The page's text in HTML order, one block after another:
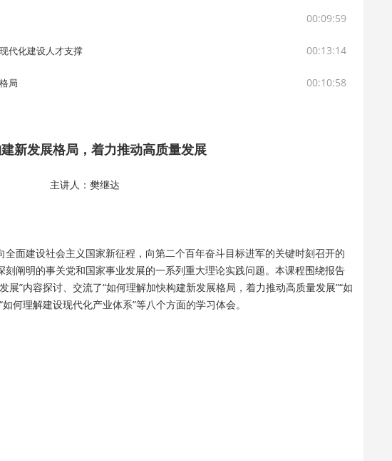
00:09:59
代化建设人才支撑 00:13:14
局 00:10:58
新发展格局，着力推动高质量发展
主讲人：樊继达
面建设社会主义国家新征程，向第二个百年奋斗目标进军的关键时刻召开的
阐明的事关党和国家事业发展的一系列重大理论实践问题。本课程围绕报告
展”内容探讨、交流了“如何理解加快构建新发展格局，着力推动高质量发展”“如
何理解建设现代化产业体系”等八个方面的学习体会。